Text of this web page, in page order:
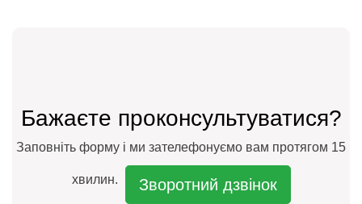
Бажаєте проконсультуватися?
Заповніть форму і ми зателефонуємо вам протягом 15
хвилин. Зворотний дзвінок